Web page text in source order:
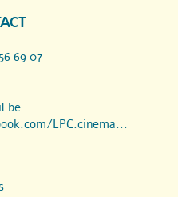
69 07
LPC.cinema...